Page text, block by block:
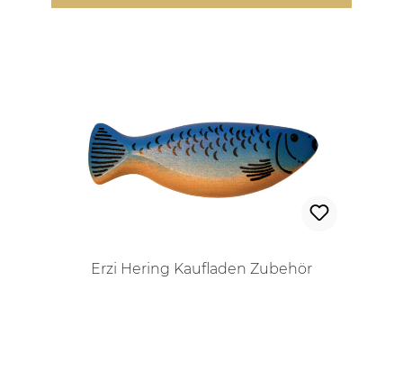
Erzi Hering Kaufladen Zubehör